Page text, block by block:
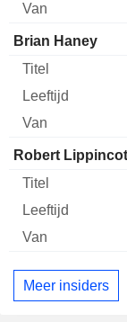
Brian Haney
Robert
Meer insiders